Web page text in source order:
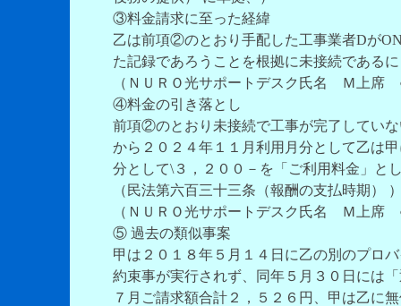
③料金請求に至った経緯
乙は前項②のとおり手配した工事業者Dが
た記録であろうことを根拠に未接続である
（ＮＵＲＯ光サポートデスク氏名 Ｍ上席
④料金の引き落とし
前項②のとおり未接続で工事が完了してい
から２０２４年１１月利用月分として乙は
分として\３，２００－を「ご利用料金」と
（民法第六百三十三条（報酬の支払時期）
（ＮＵＲＯ光サポートデスク氏名 Ｍ上席
⑤ 過去の類似事案
甲は２０１８年５月１４日に乙の別のプロ
約束事が実行されず、同年５月３０日には
７月ご請求額合計２，５２６円、甲は乙に